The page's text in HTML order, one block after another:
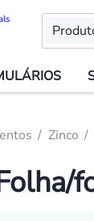
Zinco